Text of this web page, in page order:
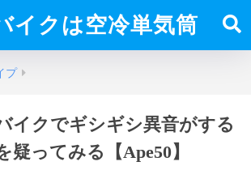
イクは空冷単気筒
プ
イクでギシギシ異音がする
疑ってみる【Ape50】